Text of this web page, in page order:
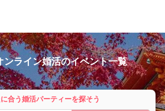
ンライン婚活のイベント一覧
合う婚活パーティーを探そう